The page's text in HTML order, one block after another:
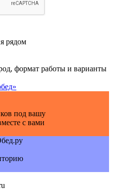
рядом
формат работы и варианты
под вашу
с вами